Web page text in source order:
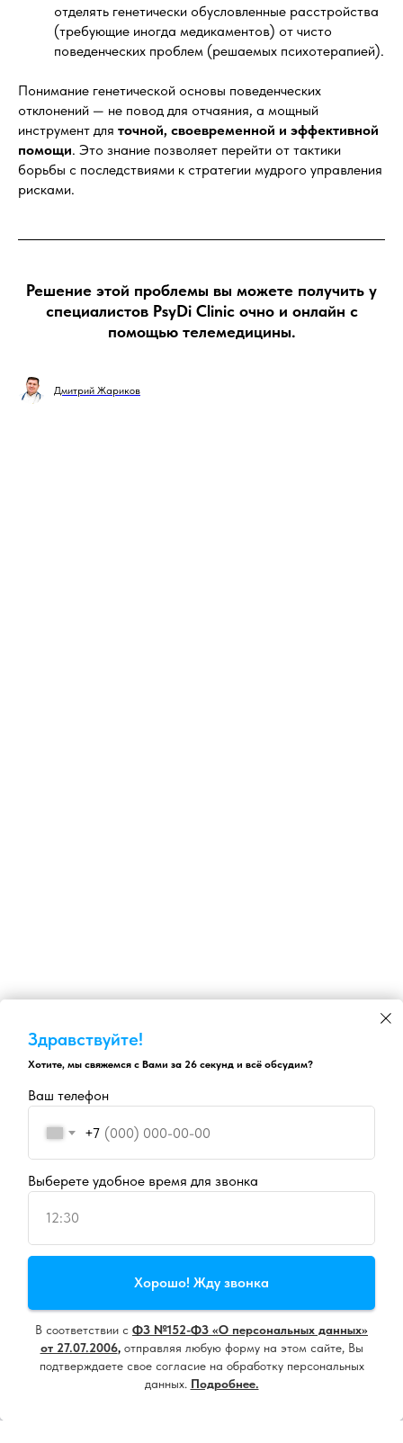
отделять генетически обусловленные расстройства
(требующие иногда медикаментов) от чисто
поведенческих проблем (решаемых психотерапией).
Понимание генетической основы поведенческих
отклонений — не повод для отчаяния, а мощный
инструмент для точной, своевременной и эффективной
помощи. Это знание позволяет перейти от тактики
борьбы с последствиями к стратегии мудрого управления
рисками.
Решение этой проблемы вы можете получить у
специалистов PsyDi Clinic очно и онлайн с
помощью телемедицины.
Дмитрий Жариков
Здравствуйте!
Хотите, мы свяжемся с Вами за 26 секунд и всё обсудим?
Ваш телефон
+7
Выберете удобное время для звонка
12:30
Хорошо! Жду звонка
В соответствии с ФЗ №152-ФЗ «О персональных данных»
от 27.07.2006,отправляя любую форму на этом сайте, Вы
подтверждаете свое согласие на обработку персональных
данных. Подробнее.
Продолжая пользоваться сайтом, вы даете
Принять все
Настроить
Напишите нам, мы онлайн!